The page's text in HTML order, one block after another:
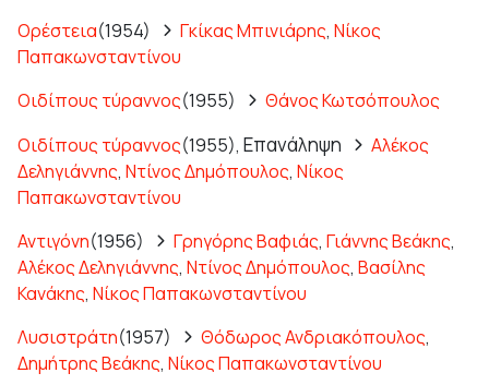
Ορέστεια(1954) Γκίκας Μπινιάρης, Νίκος
Παπακωνσταντίνου
Οιδίπους τύραννος(1955)
Θάνος Κωτσόπουλος
Οιδίπους τύραννος(1955), Επανάληψη
Αλέκος
Δεληγιάννης, Ντίνος Δημόπουλος, Νίκος
Παπακωνσταντίνου
Αντιγόνη(1956) Γρηγόρης Βαφιάς, Γιάννης Βεάκης,
Αλέκος Δεληγιάννης, Ντίνος Δημόπουλος, Βασίλης
Κανάκης, Νίκος Παπακωνσταντίνου
Λυσιστράτη(1957) Θόδωρος Ανδριακόπουλος,
Δημήτρης Βεάκης, Νίκος Παπακωνσταντίνου